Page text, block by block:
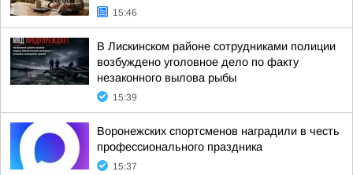
15:46
В Лискинском районе сотрудниками полиции
возбуждено уголовное дело по факту
незаконного вылова рыбы
15:39
Воронежских спортсменов наградили в честь
профессионального праздника
15:37